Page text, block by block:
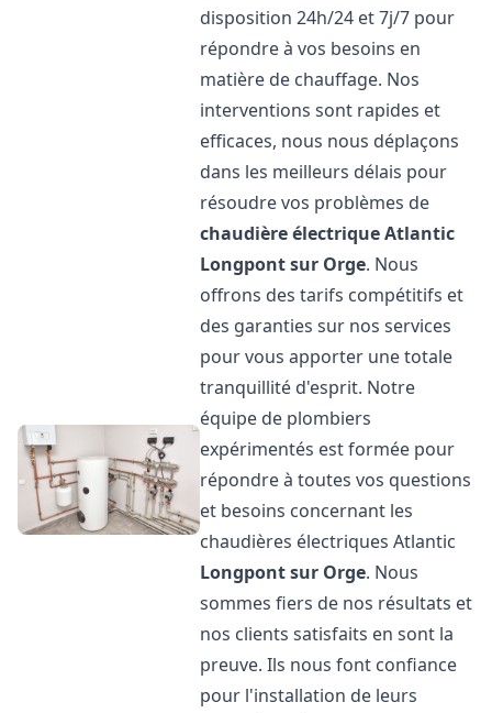
disposition 24h/24 et 7j/7 pour
répondre à vos besoins en
matière de chauffage. Nos
interventions sont rapides et
efficaces, nous nous déplaçons
dans les meilleurs délais pour
résoudre vos problèmes de
chaudière électrique Atlantic
Longpont sur Orge. Nous
offrons des tarifs compétitifs et
des garanties sur nos services
pour vous apporter une totale
tranquillité d'esprit. Notre
équipe de plombiers
expérimentés est formée pour
répondre à toutes vos questions
et besoins concernant les
chaudières électriques Atlantic
Longpont sur Orge. Nous
sommes fiers de nos résultats et
nos clients satisfaits en sont la
preuve. Ils nous font confiance
pour l'installation de leurs